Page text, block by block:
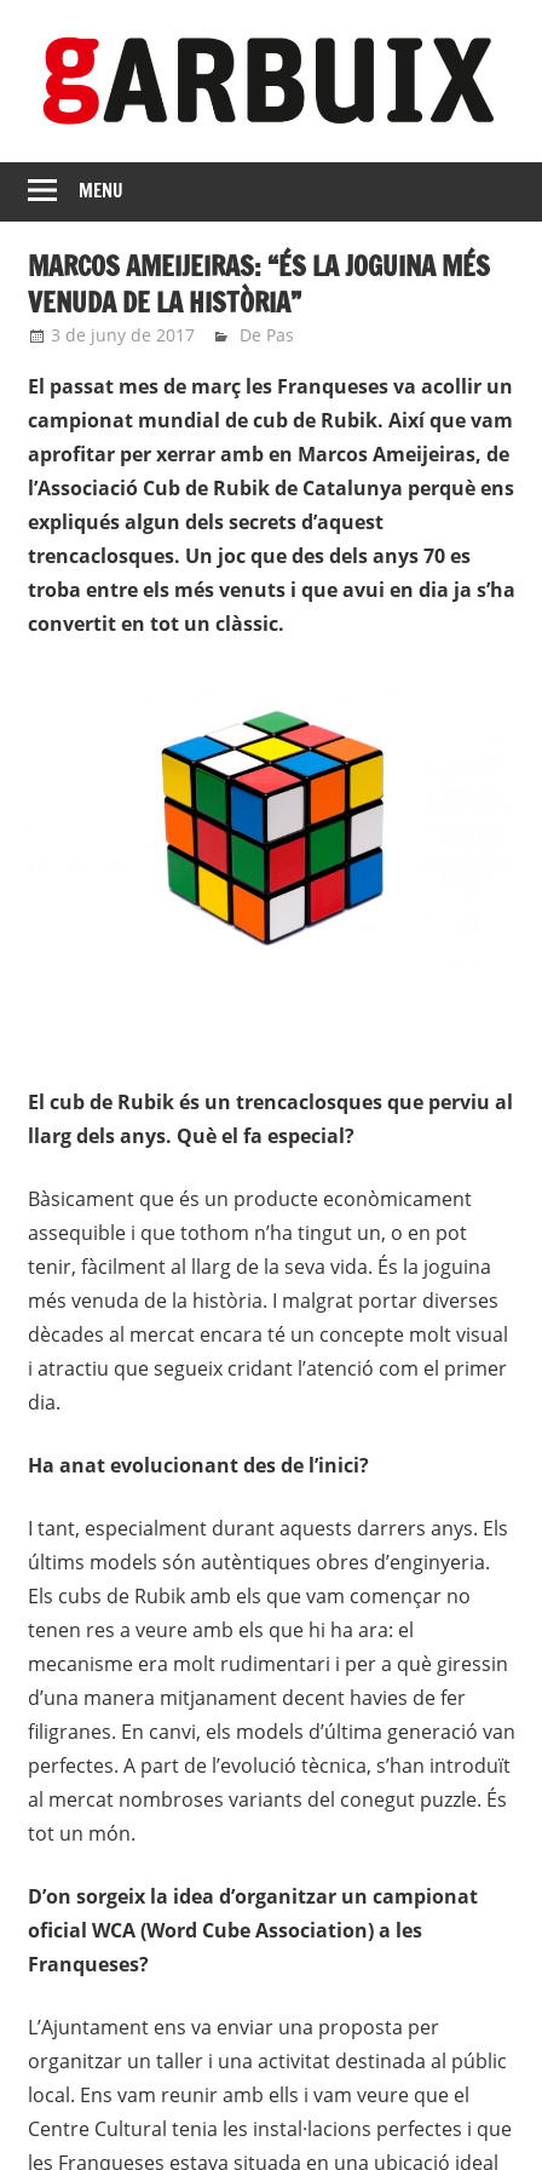
content
GARBUIX
Independent
de
Franqueses
MENU
MARCOS AMEIJEIRAS: “ÉS LA JOGUINA MÉS
VENUDA DE LA HISTÒRIA”
3 de juny de 2017 roger
De Pas
El passat mes de març les Franqueses va acollir un
campionat mundial de cub de Rubik. Així que vam
aprofitar per xerrar amb en Marcos Ameijeiras, de
l’Associació Cub de Rubik de Catalunya perquè ens
expliqués algun dels secrets d’aquest
trencaclosques. Un joc que des dels anys 70 es
troba entre els més venuts i que avui en dia ja s’ha
convertit en tot un clàssic.
El cub de Rubik és un trencaclosques que perviu al
llarg dels anys. Què el fa especial?
Bàsicament que és un producte econòmicament
assequible i que tothom n’ha tingut un, o en pot
tenir, fàcilment al llarg de la seva vida. És la joguina
més venuda de la història. I malgrat portar diverses
dècades al mercat encara té un concepte molt visual
i atractiu que segueix cridant l’atenció com el primer
dia.
Ha anat evolucionant des de l’inici?
I tant, especialment durant aquests darrers anys. Els
últims models són autèntiques obres d’enginyeria.
Els cubs de Rubik amb els que vam començar no
tenen res a veure amb els que hi ha ara: el
mecanisme era molt rudimentari i per a què giressin
d’una manera mitjanament decent havies de fer
filigranes. En canvi, els models d’última generació van
perfectes. A part de l’evolució tècnica, s’han introduït
al mercat nombroses variants del conegut puzzle. És
tot un món.
D’on sorgeix la idea d’organitzar un campionat
oficial WCA (Word Cube Association) a les
Franqueses?
L’Ajuntament ens va enviar una proposta per
organitzar un taller i una activitat destinada al públic
local. Ens vam reunir amb ells i vam veure que el
Centre Cultural tenia les instal·lacions perfectes i que
les Franqueses estava situada en una ubicació ideal